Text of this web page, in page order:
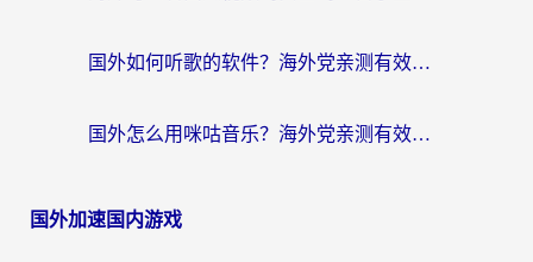
国外如何听歌的软件？海外党亲测有效的回国加速器指南
国外怎么用咪咕音乐？海外党亲测有效的听歌自由指南
国外加速国内游戏